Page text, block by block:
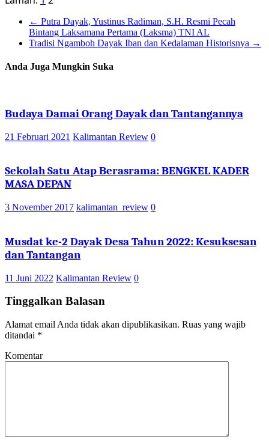
← Putra Dayak, Yustinus Radiman, S.H. Resmi Pecah
Bintang Laksamana Pertama (Laksma) TNI AL
Tradisi Ngamboh Dayak Iban dan Kedalaman Historisnya →
Anda Juga Mungkin Suka
Budaya Damai Orang Dayak dan Tantangannya
21 Februari 2021 Kalimantan Review 0
Sekolah Satu Atap Berasrama: BENGKEL KADER
MASA DEPAN
3 November 2017 kalimantan_review 0
Musdat ke-2 Dayak Desa Tahun 2022: Kesuksesan
dan Tantangan
11 Juni 2022 Kalimantan Review 0
Tinggalkan Balasan
Alamat email Anda tidak akan dipublikasikan. Ruas yang wajib
ditandai *
Komentar